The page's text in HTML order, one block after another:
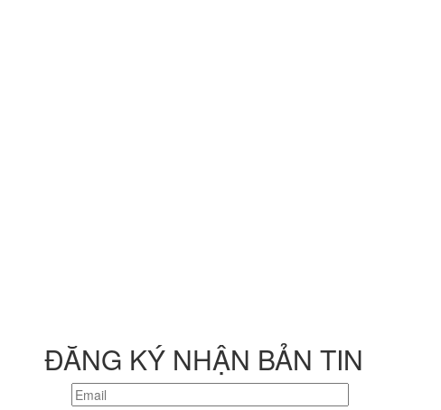
ĐĂNG KÝ NHẬN BẢN TIN